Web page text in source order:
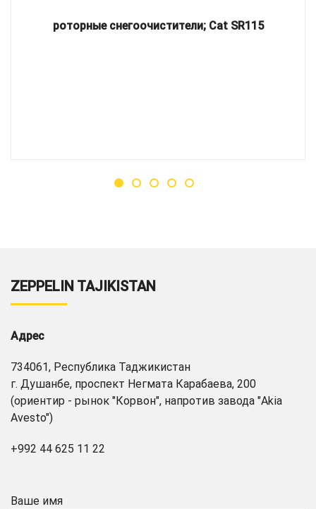
роторные снегоочистители; Cat SR115
ZEPPELIN TAJIKISTAN
Адрес
734061, Республика Таджикистан
г. Душанбе, проспект Негмата Карабаева, 200
(ориентир - рынок "Корвон", напротив завода "Akia
Avesto")
+992 44 625 11 22
Ваше имя